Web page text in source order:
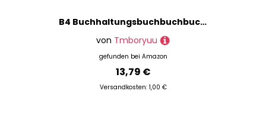
B4 Buchhaltungsbuchbuchbuch Bargeldbüchern
von Tmboryuu
gefunden bei Amazon
13,79 €
Versandkosten: 1,00 €